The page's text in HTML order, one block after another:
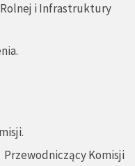
i Infrastruktury
Przewodniczący Komisji